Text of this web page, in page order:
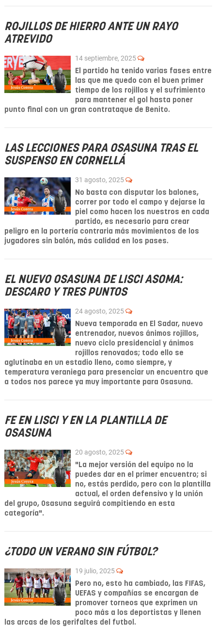
ROJILLOS DE HIERRO ANTE UN RAYO
ATREVIDO
14 septiembre, 2025
El partido ha tenido varias fases entre
las que me quedo con el buen primer
tiempo de los rojillos y el sufrimiento
para mantener el gol hasta poner
punto final con un gran contrataque de Benito.
LAS LECCIONES PARA OSASUNA TRAS EL
SUSPENSO EN CORNELLÁ
31 agosto, 2025
No basta con disputar los balones,
correr por todo el campo y dejarse la
piel como hacen los nuestros en cada
partido, es necesario para crear
peligro en la portería contraria más movimientos de los
jugadores sin balón, más calidad en los pases.
EL NUEVO OSASUNA DE LISCI ASOMA:
DESCARO Y TRES PUNTOS
24 agosto, 2025
Nueva temporada en El Sadar, nuevo
entrenador, nuevos ánimos rojillos,
nuevo ciclo presidencial y ánimos
rojillos renovados; todo ello se
aglutinaba en un estadio lleno, como siempre, y
temperatura veraniega para presenciar un encuentro que
a todos nos parece ya muy importante para Osasuna.
FE EN LISCI Y EN LA PLANTILLA DE
OSASUNA
20 agosto, 2025
"La mejor versión del equipo no la
puedes dar en el primer encuentro; si
no, estás perdido, pero con la plantilla
actual, el orden defensivo y la unión
del grupo, Osasuna seguirá compitiendo en esta
categoría".
¿TODO UN VERANO SIN FÚTBOL?
19 julio, 2025
Pero no, esto ha cambiado, las FIFAS,
UEFAS y compañías se encargan de
promover torneos que exprimen un
poco más a los deportistas y llenen
las arcas de los gerifaltes del futbol.